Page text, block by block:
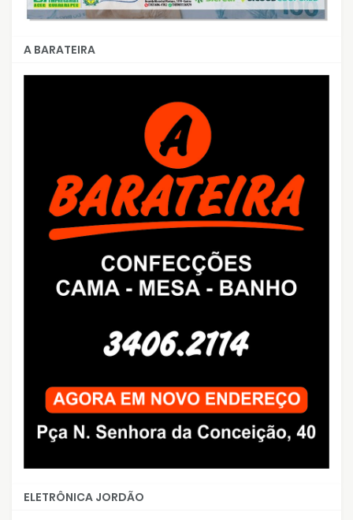
A BARATEIRA
ELETRÔNICA JORDÃO